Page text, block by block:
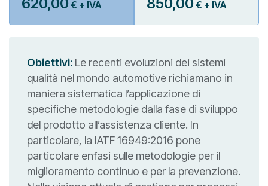
€ + IVA € + IVA
Obiettivi: Le recenti evoluzioni dei sistemi
qualità nel mondo automotive richiamano in
maniera sistematica l’applicazione di
specifiche metodologie dalla fase di sviluppo
del prodotto all’assistenza cliente. In
particolare, la IATF 16949:2016 pone
particolare enfasi sulle metodologie per il
miglioramento continuo e per la prevenzione.